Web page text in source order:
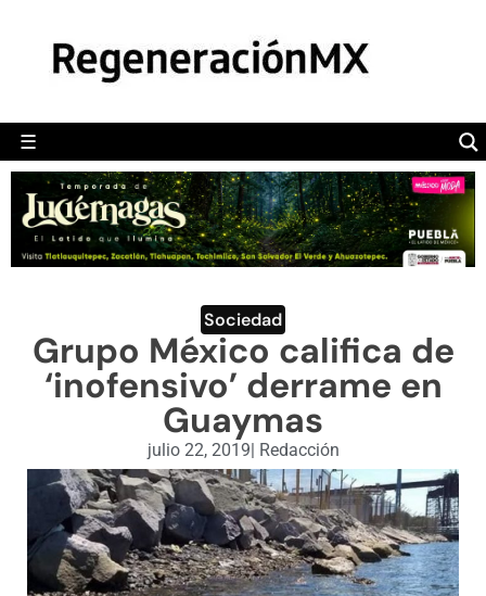
☰
POLÍTICA
CAMALEÓN
OPINIÓN
DEPORTES
ENGLISH SECTION
VIDEOS
Sociedad
Grupo México califica de
‘inofensivo’ derrame en
Guaymas
julio 22, 2019| Redacción